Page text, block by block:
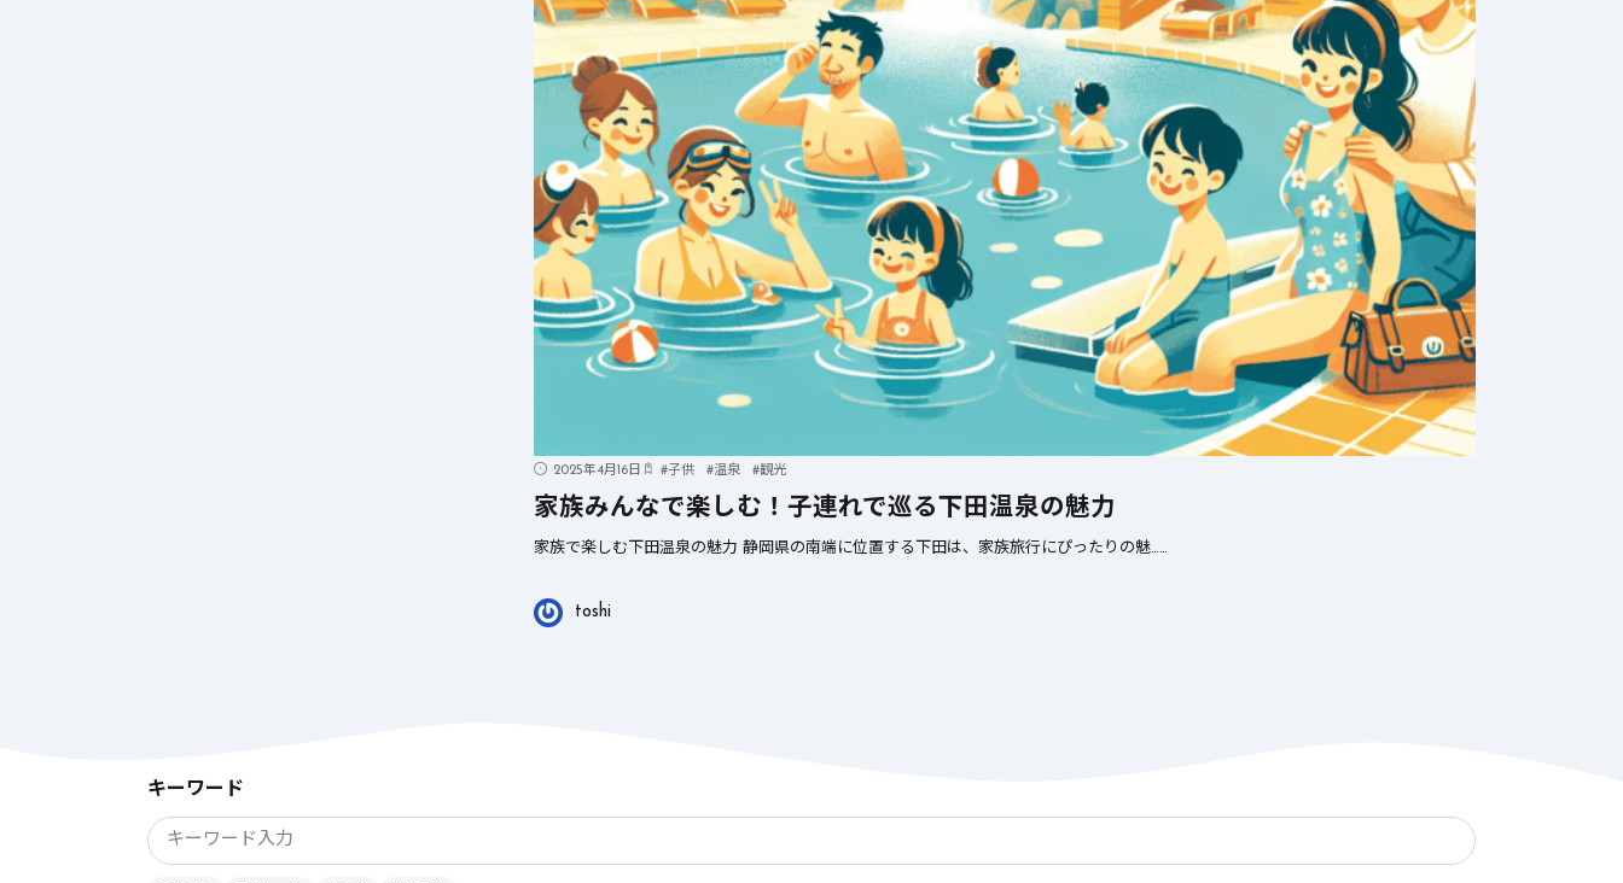
2025年4月16日 #子供 #温泉 #観光
家族みんなで楽しむ！子連れで巡る下田温泉の魅力
家族で楽しむ下田温泉の魅力 静岡県の南端に位置する下田は、家族旅行にぴったりの魅……
toshi
キーワード